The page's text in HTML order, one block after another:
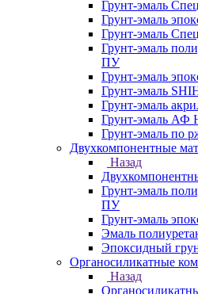
Грунт-эмаль
Грунт-эмаль
Грунт-эмаль
Грунт-эмаль
ПУ
Грунт-эмаль
Грунт-эмаль
Грунт-эмаль
Грунт-эмаль
Грунт-эмаль по
Двухкомпонентные
Назад
Грунт-эмаль
ПУ
Грунт-эмаль
Эмаль
Эпоксидный
Органосиликатные
Назад